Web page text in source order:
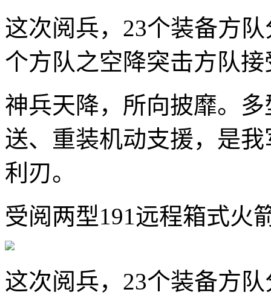
这次阅兵，23个装备方
个方队之空降突击方队
神兵天降，所向披靡。
送、重装机动支援，是
利刃。
受阅两型191远程箱式火
这次阅兵，23个装备方